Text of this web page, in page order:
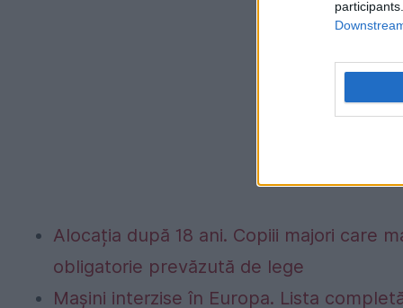
Alocația după 18 ani. Copiii majori care
obligatorie prevăzută de lege
Mașini interzise în Europa. Lista